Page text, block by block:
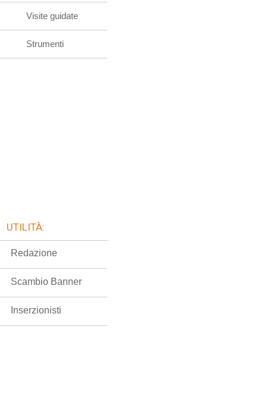
Visite guidate
Strumenti
UTILITÀ:
Redazione
Scambio Banner
Inserzionisti